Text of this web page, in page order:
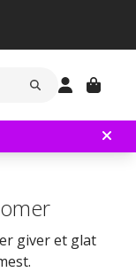
giver et glat